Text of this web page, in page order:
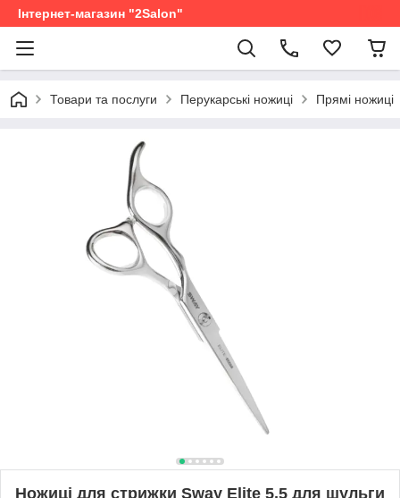
Інтернет-магазин "2Salon"
Товари та послуги Перукарські ножиці Прямі ножиці
Ножиці для стрижки Sway Elite 5,5 для шульги